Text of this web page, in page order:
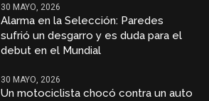
30 MAYO, 2026
Alarma en la Selección: Paredes
sufrió un desgarro y es duda para el
debut en el Mundial
30 MAYO, 2026
Un motociclista chocó contra un auto